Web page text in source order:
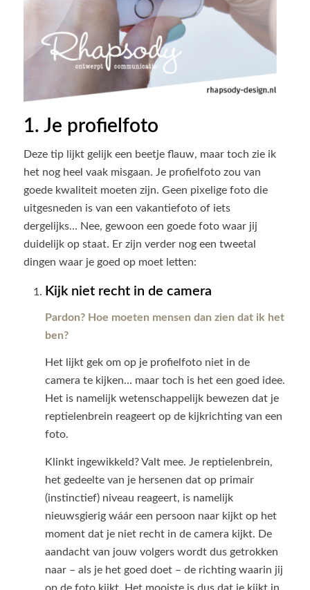
1. Je profielfoto
Deze tip lijkt gelijk een beetje flauw, maar toch zie ik
het nog heel vaak misgaan. Je profielfoto zou van
goede kwaliteit moeten zijn. Geen pixelige foto die
uitgesneden is van een vakantiefoto of iets
dergelijks… Nee, gewoon een goede foto waar jij
duidelijk op staat. Er zijn verder nog een tweetal
dingen waar je goed op moet letten:
Kijk niet recht in de camera
Pardon? Hoe moeten mensen dan zien dat ik het
ben?
Het lijkt gek om op je profielfoto niet in de
camera te kijken… maar toch is het een goed idee.
Het is namelijk wetenschappelijk bewezen dat je
reptielenbrein reageert op de kijkrichting van een
foto.
Klinkt ingewikkeld? Valt mee. Je reptielenbrein,
het gedeelte van je hersenen dat op primair
(instinctief) niveau reageert, is namelijk
nieuwsgierig wáár een persoon naar kijkt op het
moment dat je niet recht in de camera kijkt. De
aandacht van jouw volgers wordt dus getrokken
naar – als je het goed doet – de richting waarin jij